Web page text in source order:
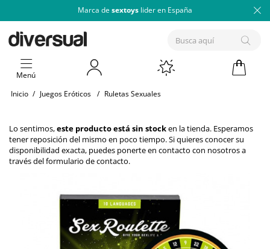
Marca de sextoys lider en España
Menú
Inicio / Juegos Eróticos / Ruletas Sexuales
Lo sentimos,este producto está sin stocken la tienda. Esperamos
tener reposición del mismo en poco tiempo. Si quieres conocer su
disponibilidad exacta, puedes ponerte en contacto con nosotros a
través delformulario de contacto.